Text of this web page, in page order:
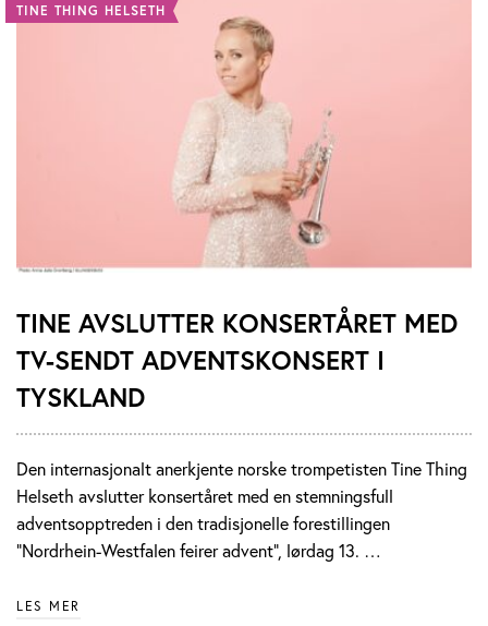
TINE THING HELSETH
TINE AVSLUTTER KONSERTÅRET MED
TV-SENDT ADVENTSKONSERT I
TYSKLAND
Den internasjonalt anerkjente norske trompetisten Tine Thing
Helseth avslutter konsertåret med en stemningsfull
adventsopptreden i den tradisjonelle forestillingen
"Nordrhein-Westfalen feirer advent", lørdag 13. …
LES MER